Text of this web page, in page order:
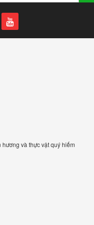
và thực vật quý hiếm